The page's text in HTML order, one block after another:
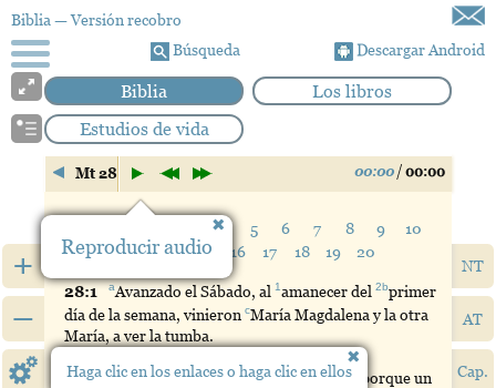
Biblia — Versión recobro
Búsqueda
Descargar Android
Biblia
Los libros
Estudios de vida
+
–
NT
AT
Cap.
Mt 28 00:00 / 00:00
4 5 6 7 8 9
10
11
12 13 14 15 16 17 18 19 20
28:1 aAvanzado el Sábado, al1amanecerdel2bprimer
día de la semana, vinieroncMaría Magdalena y la otra
María, a ver la tumba.
28:2 Yhe aquí, hubo un gran1terremoto ; porque un
Reproducir audio
Haga clic en los enlaces o haga clic en ellos